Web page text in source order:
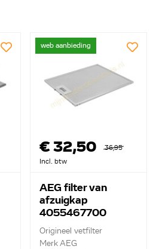
web aanbieding
€ 32,50
36,95
Incl. btw
AEG filter van
afzuigkap
4055467700
Origineel vetfilter
Merk AEG